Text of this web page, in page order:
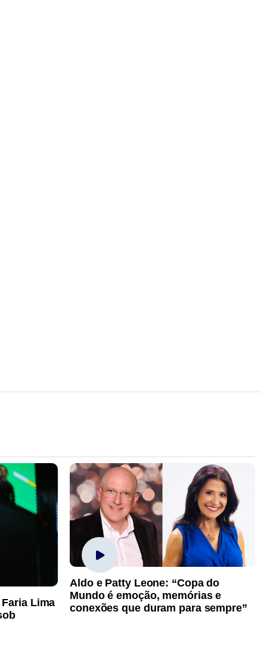
Lima
Aldo e Patty Leone: “Copa do
Mundo é emoção, memórias e
conexões que duram para sempre”